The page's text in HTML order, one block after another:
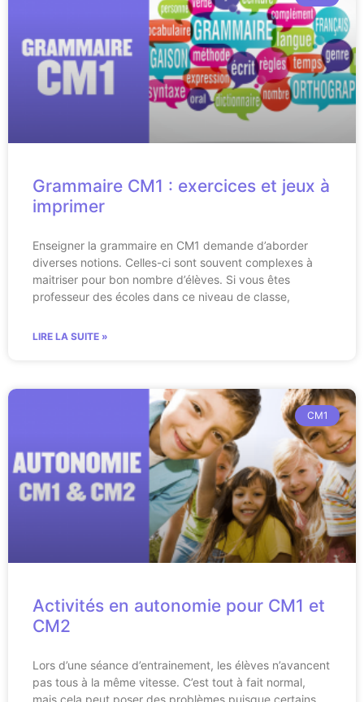
Grammaire CM1 : exercices et jeux à
imprimer
Enseigner la grammaire en CM1 demande d’aborder
diverses notions. Celles-ci sont souvent complexes à
maitriser pour bon nombre d’élèves. Si vous êtes
professeur des écoles dans ce niveau de classe,
LIRE LA SUITE »
CM1
Activités en autonomie pour CM1 et
CM2
Lors d’une séance d’entrainement, les élèves n’avancent
pas tous à la même vitesse. C’est tout à fait normal,
mais cela peut poser des problèmes puisque certains